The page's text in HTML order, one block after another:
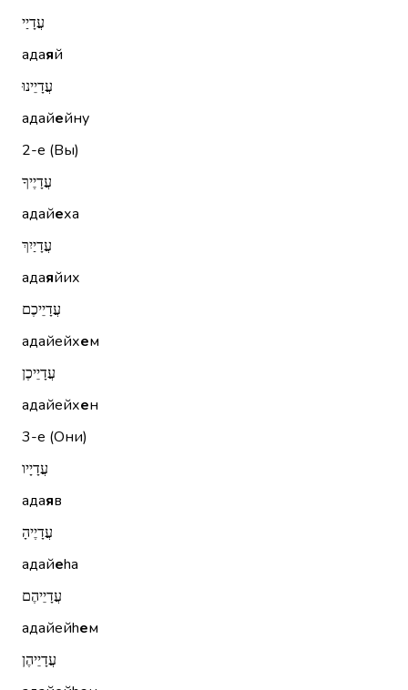
עֲדָיַי
адаяй
עֲדָיֵינוּ
адайейну
2-е (Вы)
עֲדָיֶיךָ
адайеха
עֲדָיַיִךְ
адаяйих
עֲדָיֵיכֶם
адайейхем
עֲדָיֵיכֶן
адайейхен
3-е (Они)
עֲדָיָיו
адаяв
עֲדָיֶיהָ
адайеhа
עֲדָיֵיהֶם
адайейhем
עֲדָיֵיהֶן